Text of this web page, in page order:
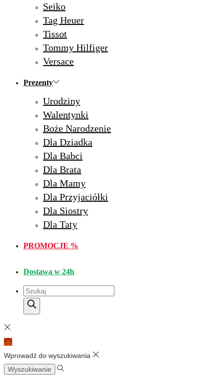
Seiko
Tag Heuer
Tissot
Tommy Hilfiger
Versace
Prezenty
Urodziny
Walentynki
Boże Narodzenie
Dla Dziadka
Dla Babci
Dla Brata
Dla Mamy
Dla Przyjaciółki
Dla Siostry
Dla Taty
PROMOCJE %
Dostawa w 24h
Wyszukiwarka
produktów
Wprowadź do wyszukiwania
Szukaj: